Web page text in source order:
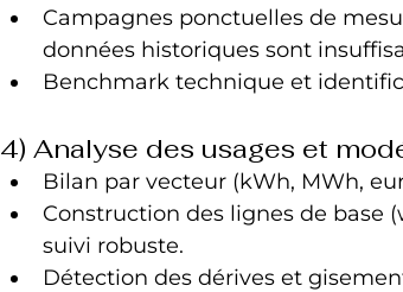
Campagnes ponctuelles de
données historiques sont
Benchmark technique et
4) Analyse des usages et
Bilan par vecteur (kWh, MWh,
Construction des lignes de base
suivi robuste.
Détection des dérives et